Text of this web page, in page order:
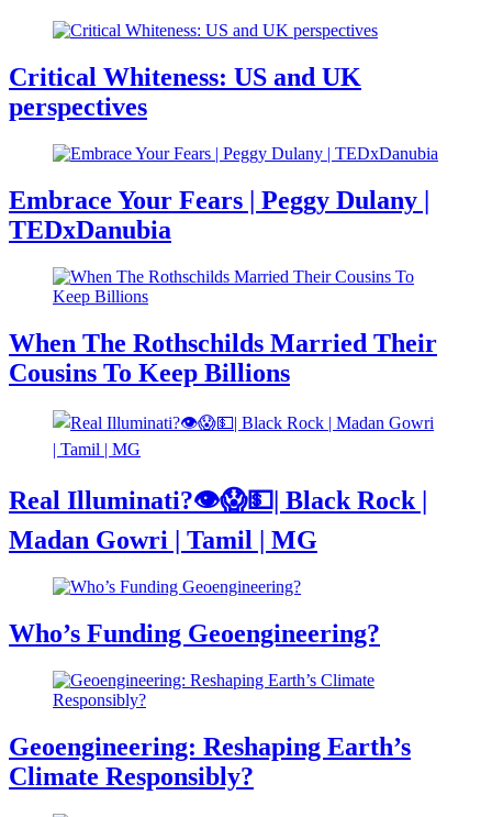
Critical Whiteness: US and UK
perspectives
Embrace Your Fears | Peggy Dulany |
TEDxDanubia
When The Rothschilds Married Their
Cousins To Keep Billions
Real Illuminati?👁️😱💵| Black Rock |
Madan Gowri | Tamil | MG
Who’s Funding Geoengineering?
Geoengineering: Reshaping Earth’s
Climate Responsibly?